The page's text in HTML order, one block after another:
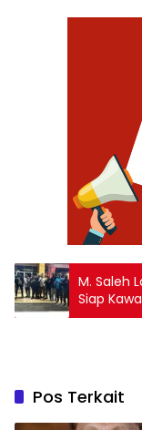
M. Saleh
Siap
Pos Terkait